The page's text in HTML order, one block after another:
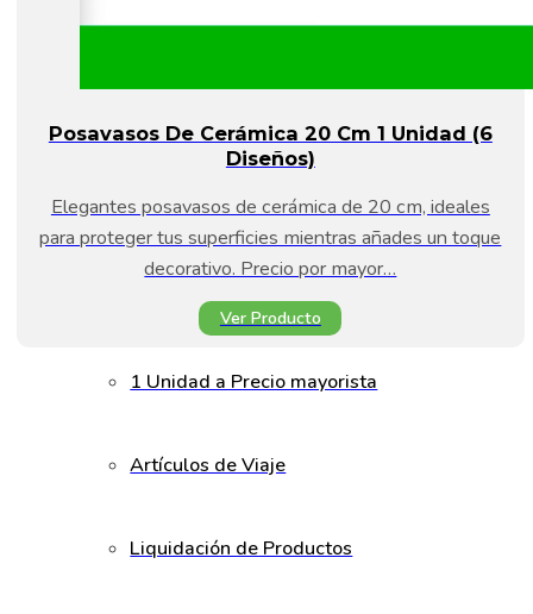
Posavasos De Cerámica 20 Cm 1 Unidad (6
Diseños)
Elegantes posavasos de cerámica de 20 cm, ideales
para proteger tus superficies mientras añades un toque
decorativo. Precio por mayor…
Ver Producto
1 Unidad a Precio mayorista
Artículos de Viaje
Liquidación de Productos